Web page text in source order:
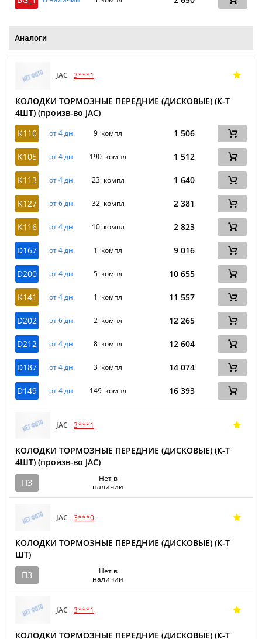
Аналоги
JAC 3***1
КОЛОДКИ ТОРМОЗНЫЕ ПЕРЕДНИЕ (ДИСКОВЫЕ) (К-Т
4ШТ) (произв-во JAC)
K110
от 4 дн. 9 компл 1 506
K105 от 4 дн. 190 компл 1 512
K113 от 4 дн. 23 компл 1 640
K127 от 6 дн. 32 компл 2 381
K116 от 4 дн. 10 компл 2 823
D167 от 4 дн. 1 компл 9 016
D200 от 4 дн. 5 компл 10 655
K141 от 4 дн. 1 компл 11 557
D202 от 6 дн. 2 компл 12 265
D212 от 4 дн. 8 компл 12 604
D187 от 4 дн. 3 компл 14 074
D149 от 4 дн. 149 компл 16 393
JAC 3***1
КОЛОДКИ ТОРМОЗНЫЕ ПЕРЕДНИЕ (ДИСКОВЫЕ) (К-Т
4ШТ) (произв-во JAC)
ПЗ
Нет в
наличии
JAC 3***0
КОЛОДКИ ТОРМОЗНЫЕ ПЕРЕДНИЕ (ДИСКОВЫЕ) (К-Т
ШТ)
ПЗ
Нет в
наличии
JAC 3***1
КОЛОДКИ ТОРМОЗНЫЕ ПЕРЕДНИЕ (ДИСКОВЫЕ) (К-Т